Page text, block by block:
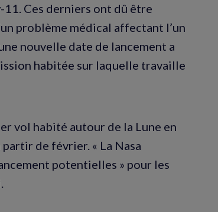
11. Ces derniers ont dû être
problème médical affectant l’un
nouvelle date de lancement a
habitée sur laquelle travaille
vol habité autour de la Lune en
de février. « La Nasa
potentielles » pour les